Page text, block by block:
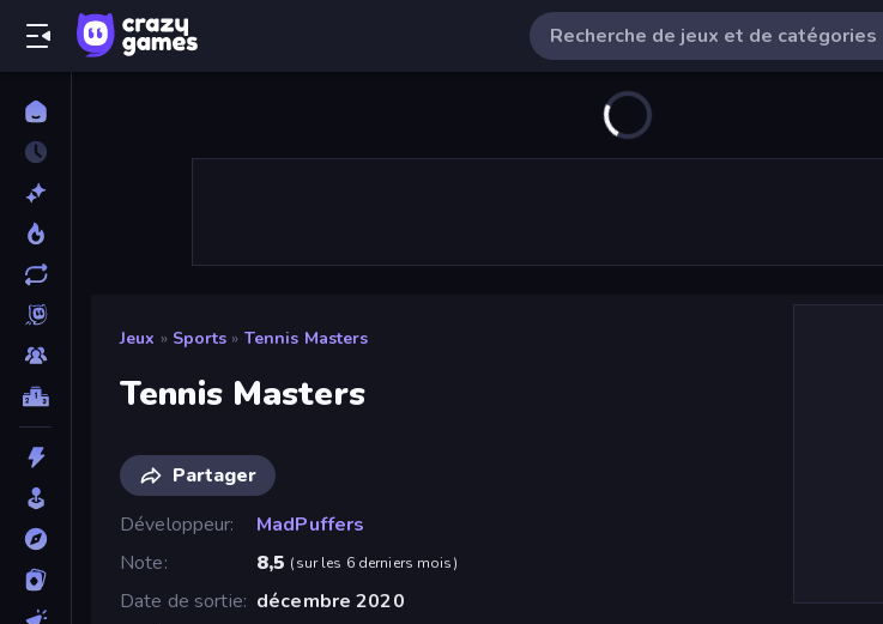
Jeux » Sports » Tennis Masters
Tennis Masters
Partager
Développeur
MadPuffers
Note
8,5 (sur les 6 derniers mois)
Date de sortie décembre 2020